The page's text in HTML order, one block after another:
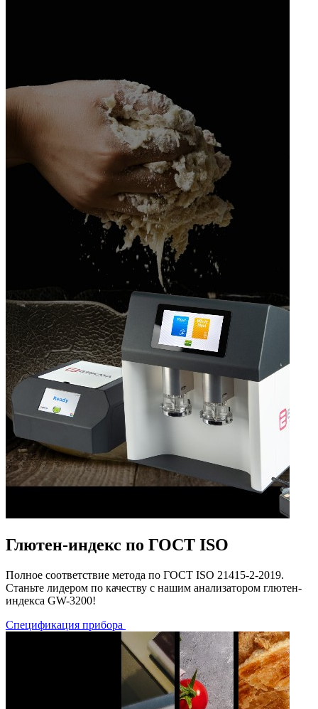
Глютен-индекс по ГОСТ ISO
Полное соответствие метода по ГОСТ ISO 21415-2-2019.
Станьте лидером по качеству с нашим анализатором глютен-
индекса GW-3200!
Спецификация прибора